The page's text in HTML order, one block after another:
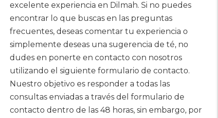
excelente experiencia en Dilmah. Si no puedes
encontrar lo que buscas en las preguntas
frecuentes, deseas comentar tu experiencia o
simplemente deseas una sugerencia de té, no
dudes en ponerte en contacto con nosotros
utilizando el siguiente formulario de contacto.
Nuestro objetivo es responder a todas las
consultas enviadas a través del formulario de
contacto dentro de las 48 horas, sin embargo, por